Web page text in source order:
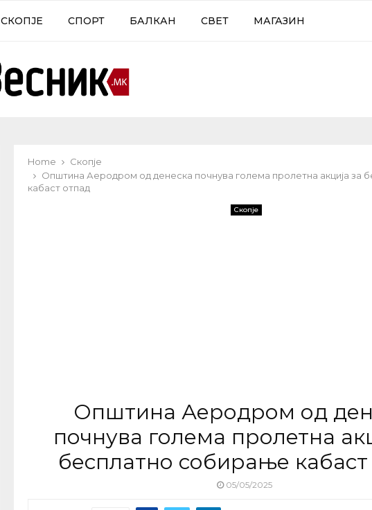
СКОПЈЕ СПОРТ БАЛКАН СВЕТ МАГАЗИН
Home
Скопје
Општина Аеродром од денеска почнува голема пролетна акција за
кабаст отпад
Скопје
Општина Аеродром од
почнува голема пролетна
бесплатно собирање
05/05/2025